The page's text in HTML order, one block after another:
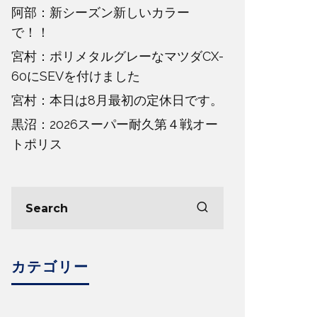
阿部：新シーズン新しいカラー
で！！
宮村：ポリメタルグレーなマツダCX-
60にSEVを付けました
宮村：本日は8月最初の定休日です。
黒沼：2026スーパー耐久第４戦オー
トポリス
カテゴリー